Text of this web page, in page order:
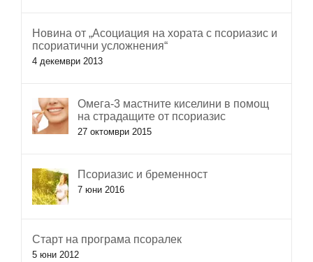
Новина от „Асоциация на хората с псориазис и
псориатични усложнения“
4 декември 2013
Омега-3 мастните киселини в помощ
на страдащите от псориазис
27 октомври 2015
Псориазис и бременност
7 юни 2016
Старт на програма псоралек
5 юни 2012